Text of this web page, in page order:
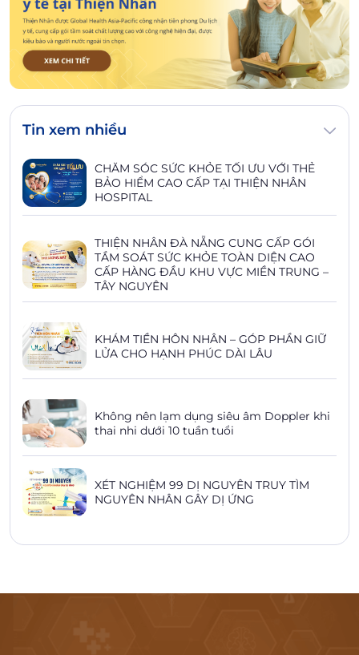
Tin xem nhiều
CHĂM SÓC SỨC KHỎE TỐI ƯU VỚI THẺ
BẢO HIỂM CAO CẤP TẠI THIỆN NHÂN
HOSPITAL
THIỆN NHÂN ĐÀ NẴNG CUNG CẤP GÓI
TẦM SOÁT SỨC KHỎE TOÀN DIỆN CAO
CẤP HÀNG ĐẦU KHU VỰC MIỀN TRUNG –
TÂY NGUYÊN
KHÁM TIỀN HÔN NHÂN – GÓP PHẦN GIỮ
LỬA CHO HẠNH PHÚC DÀI LÂU
Không nên lạm dụng siêu âm Doppler khi
thai nhi dưới 10 tuần tuổi
XÉT NGHIỆM 99 DỊ NGUYÊN TRUY TÌM
NGUYÊN NHÂN GÂY DỊ ỨNG